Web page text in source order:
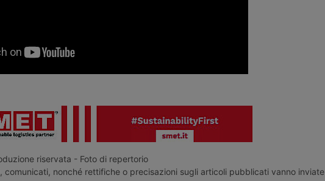
riservata - Foto di repertorio
comunicati, nonché rettifiche o precisazioni sugli articoli pubblicati vanno inviate